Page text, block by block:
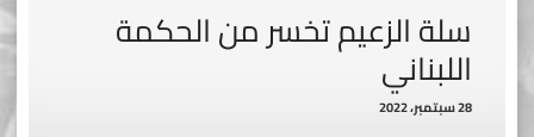
سلة الزعيم تخسر من الحكمة
اللبناني
28 سبتمبر، 2022